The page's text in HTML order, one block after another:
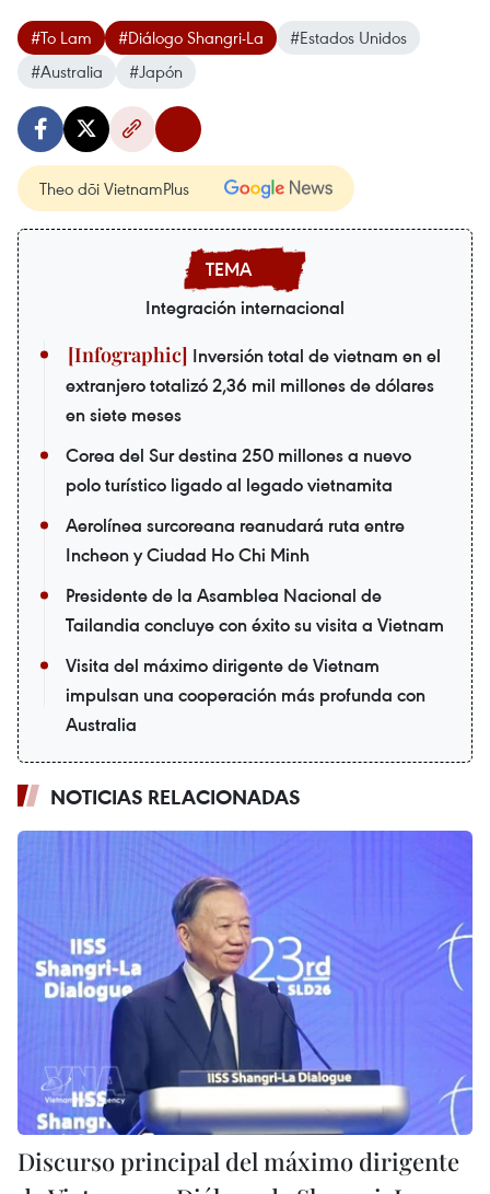
#To Lam #Diálogo Shangri-La
#Estados Unidos
#Australia
#Japón
Theo dõi VietnamPlus
Integración internacional
Inversión total de vietnam en el
extranjero totalizó 2,36 mil millones de dólares
en siete meses
Corea del Sur destina 250 millones a nuevo
polo turístico ligado al legado vietnamita
Aerolínea surcoreana reanudará ruta entre
Incheon y Ciudad Ho Chi Minh
Presidente de la Asamblea Nacional de
Tailandia concluye con éxito su visita a Vietnam
Visita del máximo dirigente de Vietnam
impulsan una cooperación más profunda con
Australia
NOTICIAS RELACIONADAS
Discurso principal del máximo dirigente